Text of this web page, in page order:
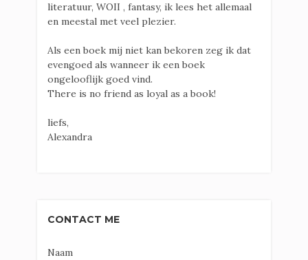
literatuur, WOII , fantasy, ik lees het allemaal
en meestal met veel plezier.
Als een boek mij niet kan bekoren zeg ik dat
evengoed als wanneer ik een boek
ongelooflijk goed vind.
There is no friend as loyal as a book!
liefs,
Alexandra
CONTACT ME
Naam